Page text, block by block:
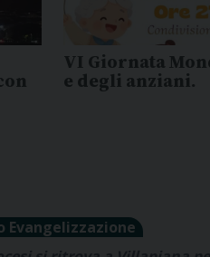
VI Giornata
e degli anziani.
Evangelizzazione